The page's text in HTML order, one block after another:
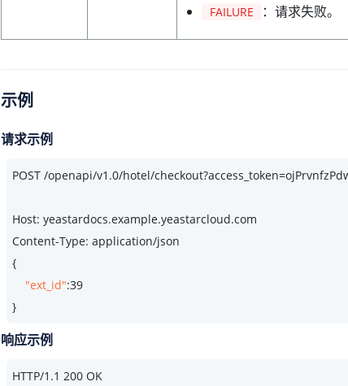
FAILURE ：请求失败。
示例
请求示例
POST /openapi/v1.0/hotel/
Host: yeastardocs.example.yeastarcloud.com
Content-Type: application/json
{
"ext_id":39
}
响应示例
HTTP/1.1 200 OK